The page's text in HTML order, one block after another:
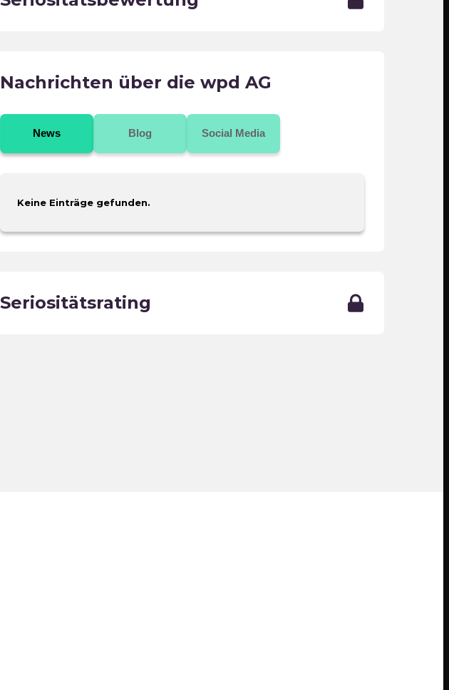
Nachrichten über die wpd AG
News Blog Social Media
Keine Einträge gefunden.
Seriositätsrating